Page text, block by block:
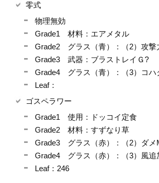
零式
物理無効
Grade1 材料：エアメタル
Grade2 グラス（青）：（2）攻撃
Grade3 武器：ブラストレイＧ?
Grade4 グラス（青）：（3）コハ
Leaf：
ゴスペラワー
Grade1 使用：ドッコイ定食
Grade2 材料：すずなり草
Grade3 グラス（赤）：（2）ダメ
Grade4 グラス（赤）：（3）風追
Leaf：246